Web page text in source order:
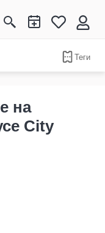
Теги
на
City